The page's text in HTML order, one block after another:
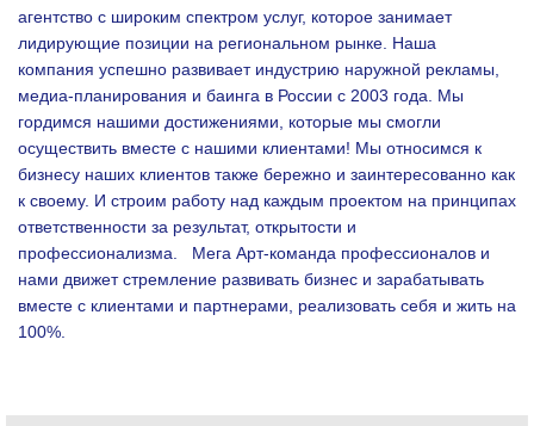
агентство с широким спектром услуг, которое занимает
лидирующие позиции на региональном рынке. Наша
компания успешно развивает индустрию наружной рекламы,
медиа-планирования и баинга в России с 2003 года. Мы
гордимся нашими достижениями, которые мы смогли
осуществить вместе с нашими клиентами! Мы относимся к
бизнесу наших клиентов также бережно и заинтересованно как
к своему. И строим работу над каждым проектом на принципах
ответственности за результат, открытости и
профессионализма. Мега Арт-команда профессионалов и
нами движет стремление развивать бизнес и зарабатывать
вместе с клиентами и партнерами, реализовать себя и жить на
100%.